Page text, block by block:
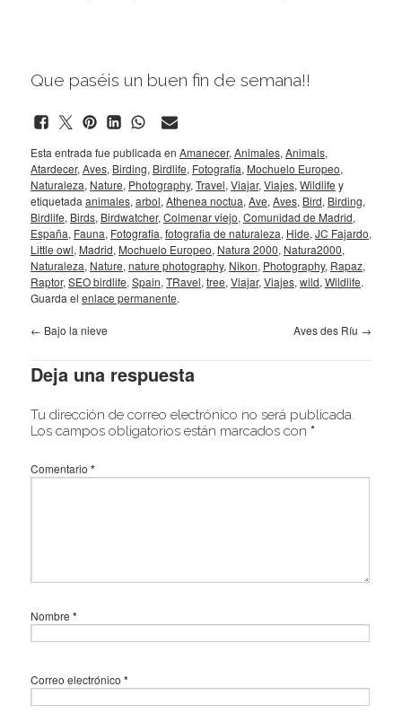
Que paséis un buen fin de semana!!
Esta entrada fue publicada en Amanecer, Animales, Animals,
Atardecer, Aves, Birding, Birdlife, Fotografia, Mochuelo Europeo,
Naturaleza, Nature, Photography, Travel, Viajar, Viajes, Wildlife y
etiquetada animales, arbol, Athenea noctua, Ave, Aves, Bird, Birding,
Birdlife, Birds, Birdwatcher, Colmenar viejo, Comunidad de Madrid,
España, Fauna, Fotografia, fotografia de naturaleza, Hide, JC Fajardo,
Little owl, Madrid, Mochuelo Europeo, Natura 2000, Natura2000,
Naturaleza, Nature, nature photography, Nikon, Photography, Rapaz,
Raptor, SEO birdlife, Spain, TRavel, tree, Viajar, Viajes, wild, Wildlife.
Guarda el enlace permanente.
← Bajo la nieve Aves des Ríu →
Deja una respuesta
Tu dirección de correo electrónico no será publicada.
Los campos obligatorios están marcados con *
Comentario *
Nombre *
Correo electrónico *